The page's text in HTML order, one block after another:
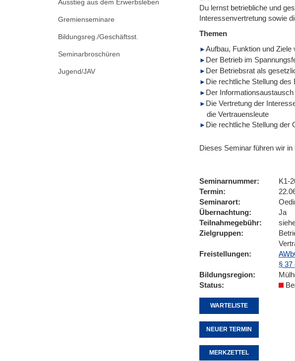
Ausstieg aus dem Erwerbsleben
Gremienseminare
Bildungsreg./Geschäftsst.
Seminarbroschüren
Jugend/JAV
Du lernst betriebliche und
Interessenvertretung sowie
Themen
Aufbau, Funktion und Ziele
Der Betrieb im
Der Betriebsrat als
Die rechtliche Stellung des
Der
Die Vertretung der
die Vertrauensleute
Die rechtliche Stellung der
Dieses Seminar führen wir in
Seminarnummer
K1-
Termin
Seminarort
Übernachtung
Ja
Teilnahmegebühr
Zielgruppen
Freistellungen
§ 37
Bildungsregion
Status
WARTELISTE
NEUER TERMIN
MERKZETTEL